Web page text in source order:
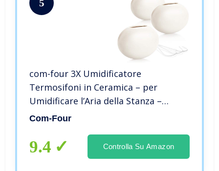
5
com-four 3X Umidificatore
Termosifoni in Ceramica – per
Umidificare l’Aria della Stanza –
Umidificatore d’Acqua con Ganci S –
Com-Four
9.4 Controlla Su Amazon